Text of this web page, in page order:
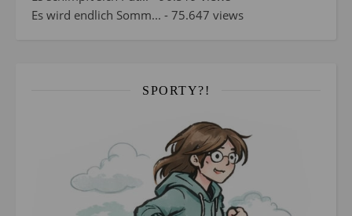
Es wird endlich Somm... - 75.647 views
SPORTY?!